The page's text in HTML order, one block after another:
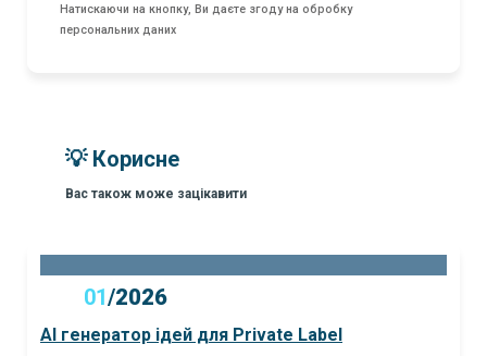
Натискаючи на кнопку, Ви даєте згоду на обробку
персональних даних
💡 Корисне
Вас також може зацікавити
01/2026
AI генератор ідей для Private Label